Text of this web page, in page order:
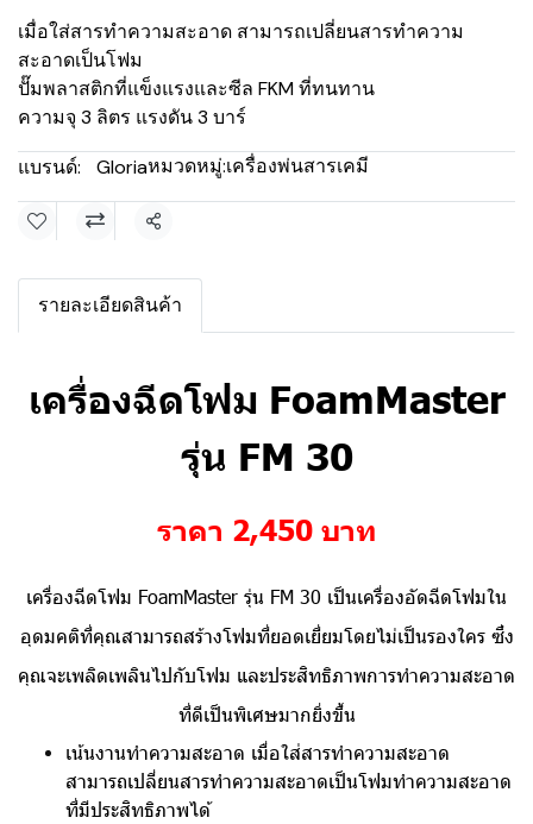
เมื่อใส่สารทำความสะอาด สามารถเปลี่ยนสารทำความ
สะอาดเป็นโฟม
ปั๊มพลาสติกที่แข็งแรงและซีล FKM ที่ทนทาน
ความจุ 3 ลิตร แรงดัน 3 บาร์
แบรนด์:
Gloriaหมวดหมู่:เครื่องพ่นสารเคมี
แชร์
รายละเอียดสินค้า
เครื่องฉีดโฟม FoamMaster
รุ่น FM 30
ราคา 2,450 บาท
เครื่องฉีดโฟม FoamMaster รุ่น FM 30 เป็นเครื่องอัดฉีดโฟมใน
อุดมคติที่คุณสามารถสร้างโฟมที่ยอดเยี่ยมโดยไม่เป็นรองใคร ซึ่ง
คุณจะเพลิดเพลินไปกับโฟม และประสิทธิภาพการทำความสะอาด
ที่ดีเป็นพิเศษมากยิ่งขึ้น
เน้นงานทำความสะอาด เมื่อใส่สารทำความสะอาด
สามารถเปลี่ยนสารทำความสะอาดเป็นโฟมทำความสะอาด
ที่มีประสิทธิภาพได้